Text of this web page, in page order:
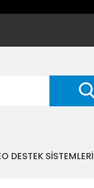
DESTEK SİSTEMLERİ